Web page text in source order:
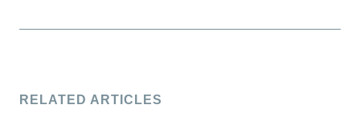
RELATED ARTICLES